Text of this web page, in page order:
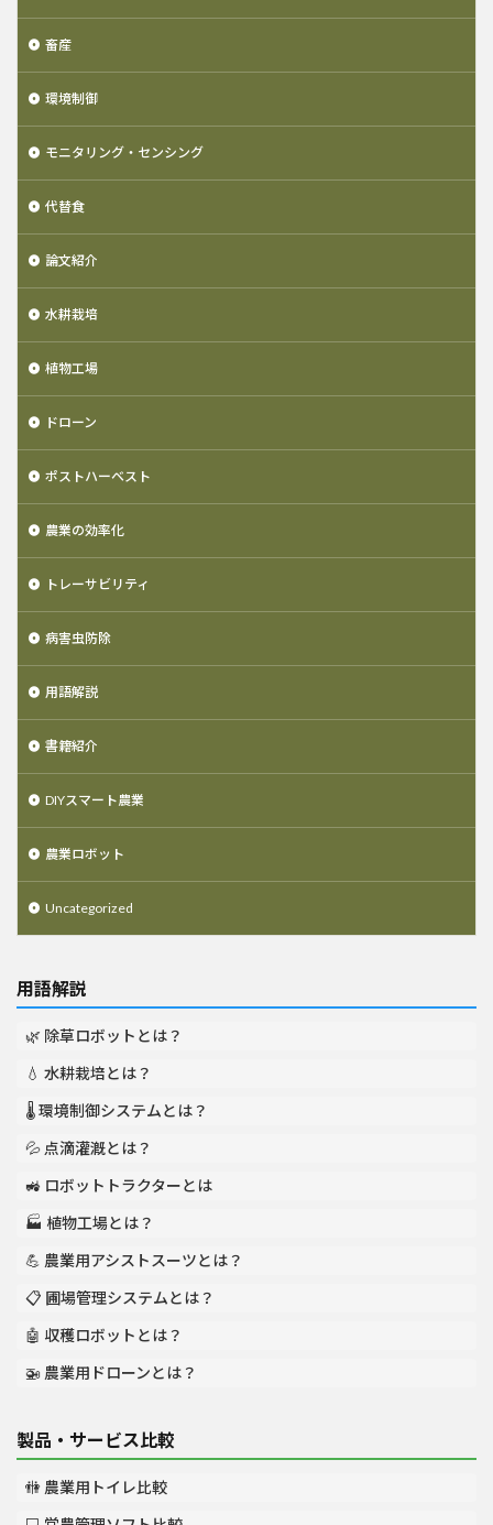
畜産
環境制御
モニタリング・センシング
代替食
論文紹介
水耕栽培
植物工場
ドローン
ポストハーベスト
農業の効率化
トレーサビリティ
病害虫防除
用語解説
書籍紹介
DIYスマート農業
農業ロボット
Uncategorized
用語解説
🌿 除草ロボットとは？
💧 水耕栽培とは？
🌡️ 環境制御システムとは？
💦 点滴灌漑とは？
🚜 ロボットトラクターとは
🏭 植物工場とは？
💪 農業用アシストスーツとは？
📋 圃場管理システムとは？
🤖 収穫ロボットとは？
🚁 農業用ドローンとは？
製品・サービス比較
🚻 農業用トイレ比較